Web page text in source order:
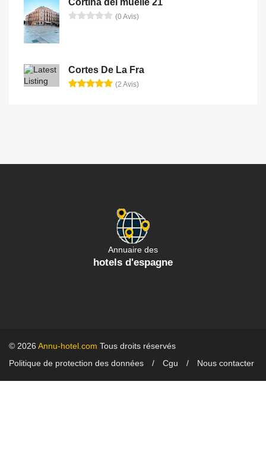
(0 Avis)
Cortes De La Fra
(2 Avis)
Annuaire des
hotels d'espagne
© 2026 Annu-hotel.com Tous droits réservés
Politique de protection des données
Cgu Nous contacter